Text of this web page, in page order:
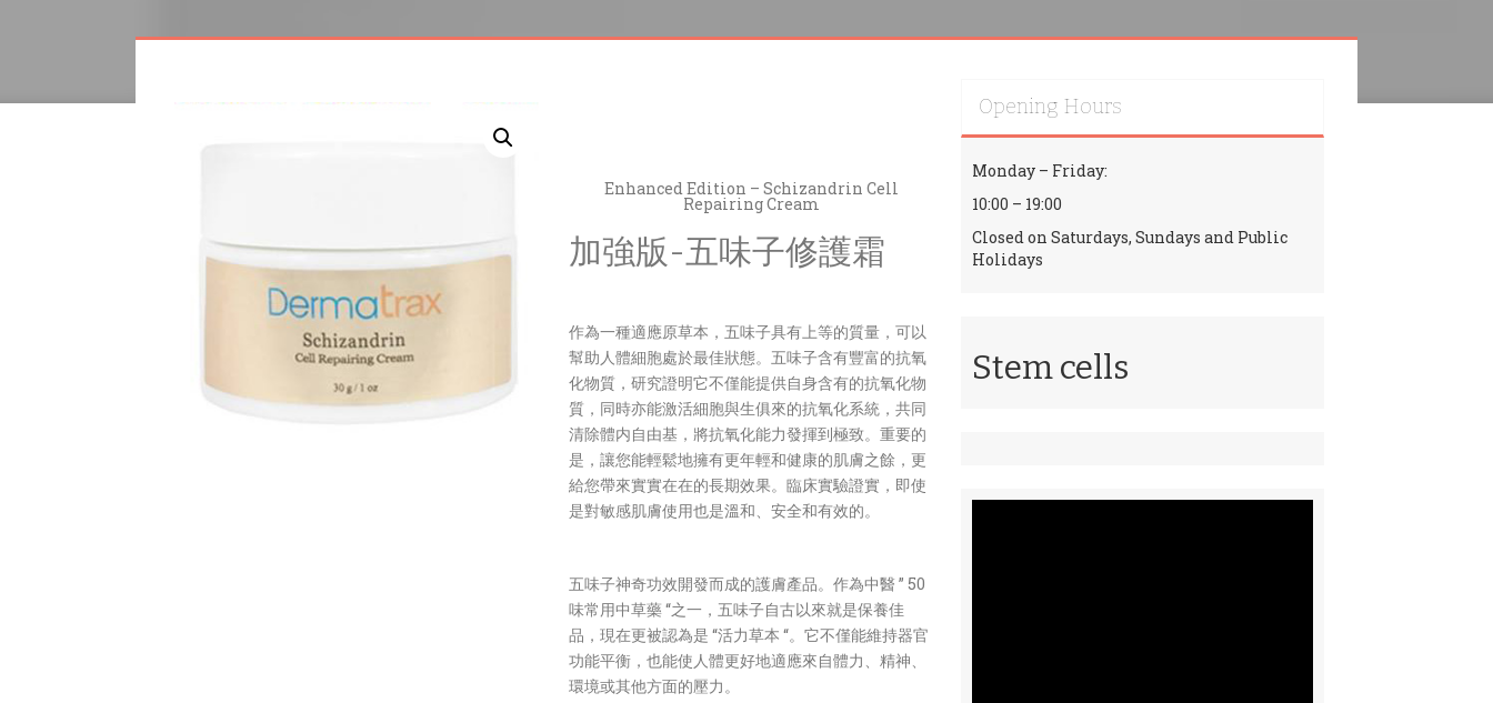
Enhanced Edition – Schizandrin Cell
Repairing Cream
加強版-五味子修護霜
作為一種適應原草本，五味子具有上等的質量，可以
幫助人體細胞處於最佳狀態。五味子含有豐富的抗氧
化物質，研究證明它不僅能提供自身含有的抗氧化物
質，同時亦能激活細胞與生俱來的抗氧化系統，共同
清除體内自由基，將抗氧化能力發揮到極致。重要的
是，讓您能輕鬆地擁有更年輕和健康的肌膚之餘，更
給您帶來實實在在的長期效果。臨床實驗證實，即使
是對敏感肌膚使用也是溫和、安全和有效的。
五味子神奇功效開發而成的護膚產品。作為中醫 ” 50
味常用中草藥 “之一，五味子自古以來就是保養佳
品，現在更被認為是 “活力草本 “。它不僅能維持器官
功能平衡，也能使人體更好地適應來自體力、精神、
環境或其他方面的壓力。
Opening Hours
Monday – Friday:
10:00 – 19:00
Closed on Saturdays, Sundays and Public
Holidays
Stem cells